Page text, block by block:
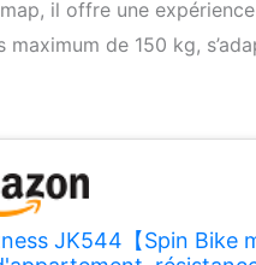
il offre une
de 150 kg,
JK544【Spin Bike